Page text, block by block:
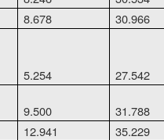
8.678 30.966
5.254
27.542
9.500
31.788
12.941
35.229